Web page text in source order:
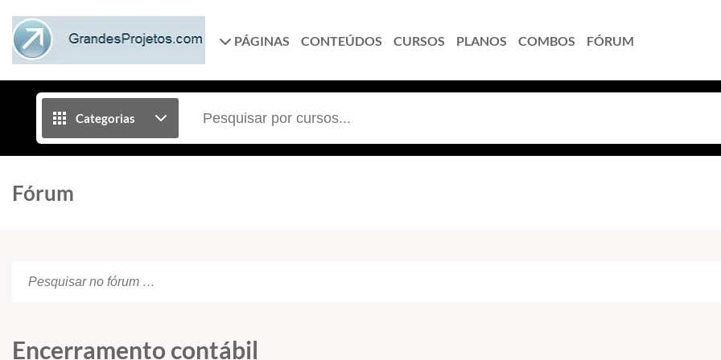
PÁGINAS CONTEÚDOS CURSOS PLANOS COMBOS FÓRUM
Categorias
Fórum
Encerramento contábil